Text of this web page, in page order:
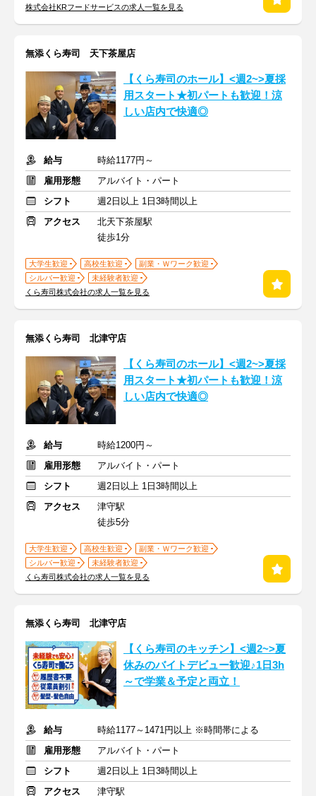
株式会社KRフードサービスの求人一覧を見る
無添くら寿司 天下茶屋店
【くら寿司のホール】<週2~>夏採
用スタート★初パートも歓迎！涼
しい店内で快適◎
給与
時給1177円～
雇用形態
アルバイト・パート
シフト
週2日以上 1日3時間以上
アクセス
北天下茶屋駅
徒歩1分
大学生歓迎 高校生歓迎
副業・Ｗワーク歓迎
シルバー歓迎
未経験者歓迎
くら寿司株式会社の求人一覧を見る
無添くら寿司 北津守店
【くら寿司のホール】<週2~>夏採
用スタート★初パートも歓迎！涼
しい店内で快適◎
給与
時給1200円～
雇用形態
アルバイト・パート
シフト
週2日以上 1日3時間以上
アクセス
津守駅
徒歩5分
大学生歓迎 高校生歓迎
副業・Ｗワーク歓迎
シルバー歓迎
未経験者歓迎
くら寿司株式会社の求人一覧を見る
無添くら寿司 北津守店
【くら寿司のキッチン】<週2~>夏
休みのバイトデビュー歓迎♪1日3h
～で学業＆予定と両立！
給与
時給1177～1471円以上 ※時間帯による
雇用形態
アルバイト・パート
シフト
週2日以上 1日3時間以上
アクセス
津守駅